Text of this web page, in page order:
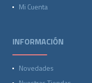
Mi Cuenta
INFORMACIÓN
Novedades